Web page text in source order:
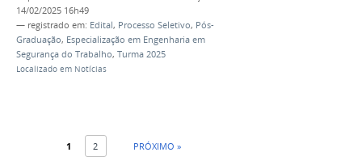
14/02/2025 16h49
— registrado em: Edital, Processo Seletivo, Pós-
Graduação, Especialização em Engenharia em
Segurança do Trabalho, Turma 2025
Localizado em Notícias
1 2 PRÓXIMO »